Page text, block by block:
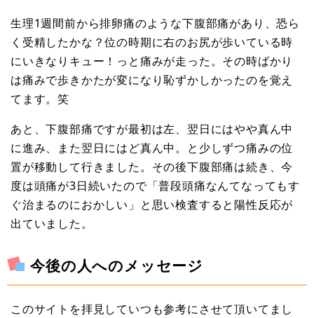
生理1週間前から排卵痛のような下腹部痛があり、恐ら
く受精したかな？位の時期に右のお尻が歩いている時
にいきなりキュー！っと痛みが走った。その時ばかり
は痛みで歩きかたが変になり恥ずかしかったのを覚え
てます。笑
あと、下腹部痛ですが最初は左、翌日にはやや真ん中
に進み、また翌日にはど真ん中。と少しずつ痛みの位
置が移動して行きました。その後下腹部痛は続き、今
度は頭痛が3日続いたので「普段頭痛なんてなってもす
ぐ治まるのにおかしい」と思い検査すると陽性反応が
出ていました。
今後の人へのメッセージ
このサイトを拝見していつも参考にさせて頂いてまし